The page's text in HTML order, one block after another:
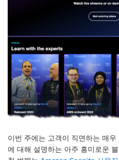
이번 주에는 고객이 직면하는 매
에 대해 설명하는 아주 흥미로운